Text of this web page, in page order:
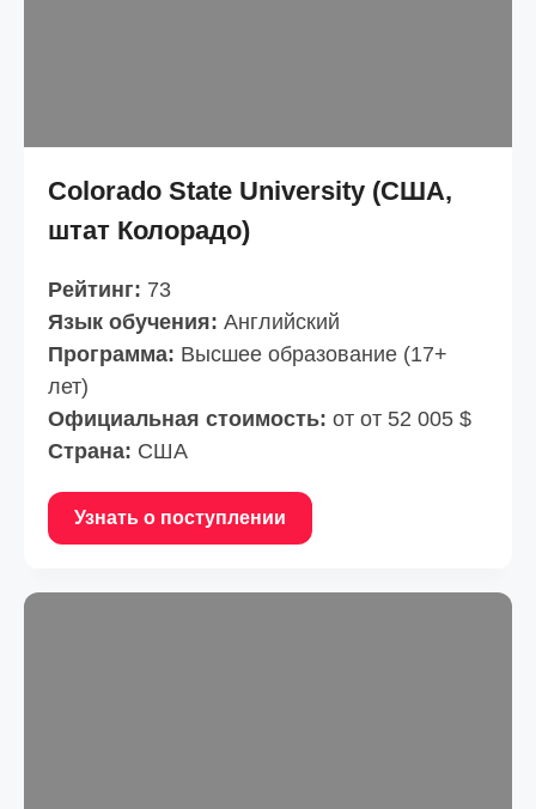
Colorado State University (США,
штат Колорадо)
Рейтинг: 73
Язык обучения: Английский
Программа: Высшее образование (17+
лет)
Официальная стоимость: от от 52 005 $
Страна: США
Узнать о поступлении